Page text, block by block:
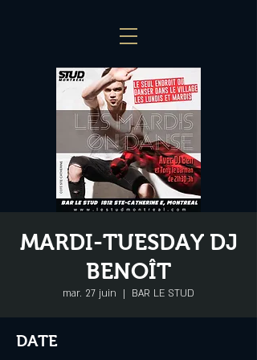
MARDI-TUESDAY DJ
BENOÎT
mar. 27 juin
  |
BAR LE STUD
DATE